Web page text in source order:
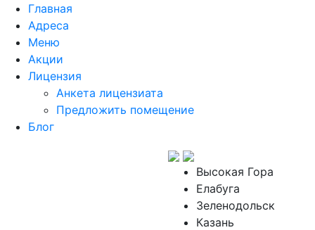
Главная
Адреса
Меню
Акции
Лицензия
Анкета лицензиата
Предложить помещение
Блог
Высокая Гора
Елабуга
Зеленодольск
Казань